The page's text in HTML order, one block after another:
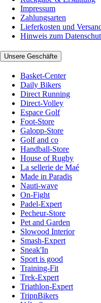
Impressum
Zahlungsarten
Lieferkosten und
Hinweis zum
Unsere Geschäfte
Basket-Center
Daily Bikers
Direct Running
Direct-Volley
Espace Golf
Foot-Store
Galopp-Store
Golf and co
Handball-Store
House of Rugby
La sellerie de Maé
Made in Paradis
Nauti-wave
On-Fight
Padel-Expert
Pecheur-Store
Pet and Garden
Slowood Interior
Smash-Expert
Sneak'In
Sport is good
Training-Fit
Trek-Expert
Triathlon-Expert
TripnBikers